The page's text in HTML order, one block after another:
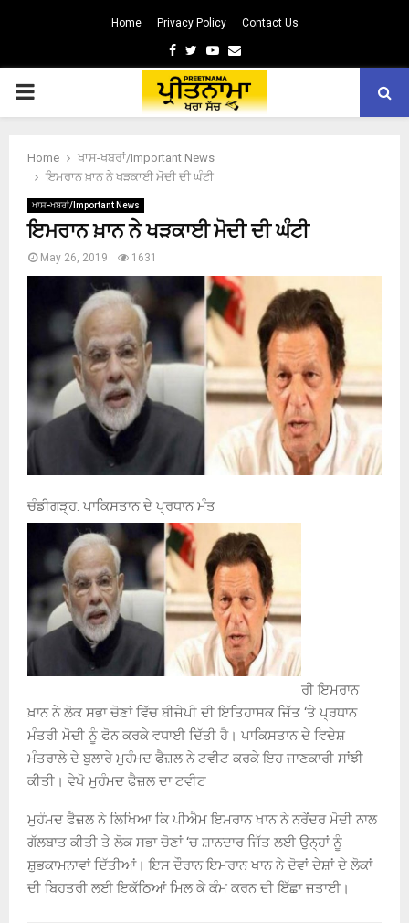
Home Privacy Policy Contact Us
Facebook
TwitterYoutube
Email
PRIMARY
Home
ਖਾਸ-ਖਬਰਾਂ/Important News
ਇਮਰਾਨ ਖ਼ਾਨ ਨੇ ਖੜਕਾਈ ਮੋਦੀ ਦੀ ਘੰਟੀ
ਖਾਸ-ਖਬਰਾਂ/Important News
ਇਮਰਾਨ ਖ਼ਾਨ ਨੇ ਖੜਕਾਈ ਮੋਦੀ ਦੀ ਘੰਟੀ
May 26, 2019 1631
ਚੰਡੀਗੜ੍ਹ: ਪਾਕਿਸਤਾਨ ਦੇ ਪ੍ਰਧਾਨ ਮੰਤ
ਰੀ ਇਮਰਾਨ
ਖ਼ਾਨ ਨੇ ਲੋਕ ਸਭਾ ਚੋਣਾਂ ਵਿੱਚ ਬੀਜੇਪੀ ਦੀ ਇਤਿਹਾਸਕ ਜਿੱਤ ‘ਤੇ ਪ੍ਰਧਾਨ
ਮੰਤਰੀ ਮੋਦੀ ਨੂੰ ਫੋਨ ਕਰਕੇ ਵਧਾਈ ਦਿੱਤੀ ਹੈ। ਪਾਕਿਸਤਾਨ ਦੇ ਵਿਦੇਸ਼
ਮੰਤਰਾਲੇ ਦੇ ਬੁਲਾਰੇ ਮੁਹੰਮਦ ਫੈਜ਼ਲ ਨੇ ਟਵੀਟ ਕਰਕੇ ਇਹ ਜਾਣਕਾਰੀ ਸਾਂਝੀ
ਕੀਤੀ। ਵੇਖੋ ਮੁਹੰਮਦ ਫੈਜ਼ਲ ਦਾ ਟਵੀਟ
ਮੁਹੰਮਦ ਫੈਜ਼ਲ ਨੇ ਲਿਖਿਆ ਕਿ ਪੀਐਮ ਇਮਰਾਨ ਖਾਨ ਨੇ ਨਰੇਂਦਰ ਮੋਦੀ ਨਾਲ
ਗੱਲਬਾਤ ਕੀਤੀ ਤੇ ਲੋਕ ਸਭਾ ਚੋਣਾਂ ‘ਚ ਸ਼ਾਨਦਾਰ ਜਿੱਤ ਲਈ ਉਨ੍ਹਾਂ ਨੂੰ
ਸ਼ੁਭਕਾਮਨਾਵਾਂ ਦਿੱਤੀਆਂ। ਇਸ ਦੌਰਾਨ ਇਮਰਾਨ ਖਾਨ ਨੇ ਦੋਵਾਂ ਦੇਸ਼ਾਂ ਦੇ ਲੋਕਾਂ
ਦੀ ਬਿਹਤਰੀ ਲਈ ਇਕੱਠਿਆਂ ਮਿਲ ਕੇ ਕੰਮ ਕਰਨ ਦੀ ਇੱਛਾ ਜਤਾਈ।